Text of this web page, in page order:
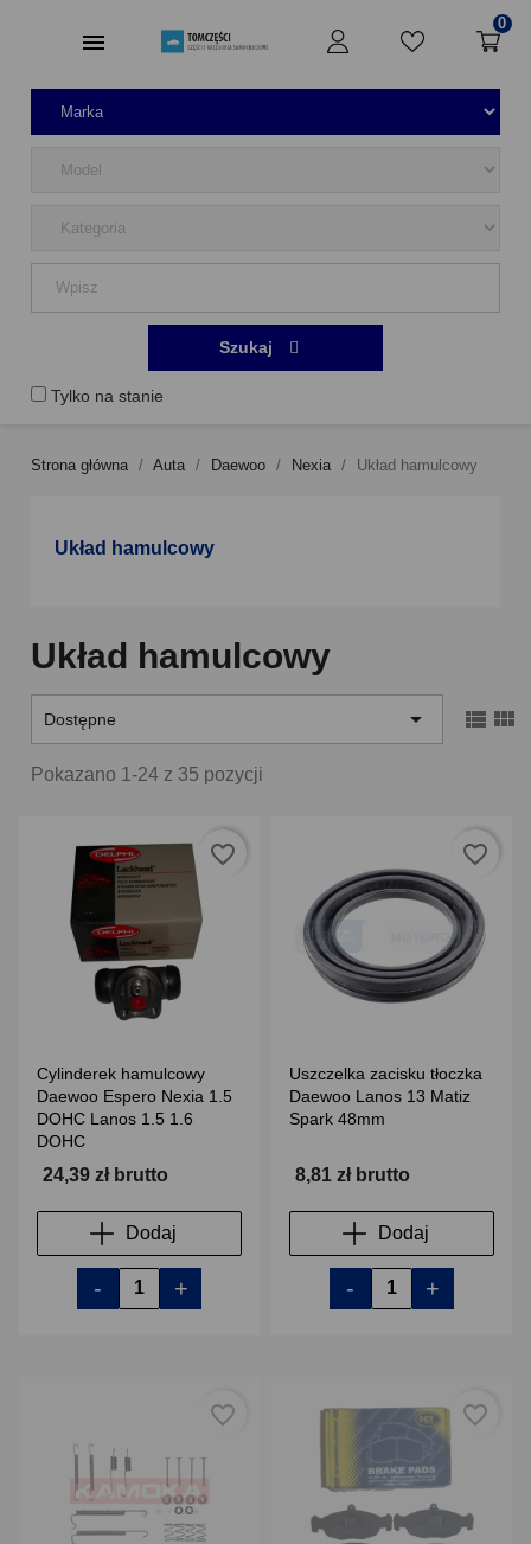
0
Tylko na stanie
Szukaj
Strona główna Auta Daewoo Nexia Układ hamulcowy
Układ hamulcowy
Układ hamulcowy
Dostępne   
Pokazano 1-24 z 35 pozycji
Cylinderek hamulcowy
Daewoo Espero Nexia 1.5
DOHC Lanos 1.5 1.6
DOHC
24,39 zł brutto
Dodaj
- +
favorite_border
Uszczelka zacisku tłoczka
Daewoo Lanos 13 Matiz
Spark 48mm
8,81 zł brutto
Dodaj
- +
favorite_border
favorite_border favorite_border